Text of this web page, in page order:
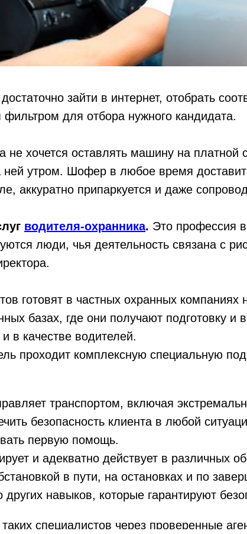
зайти в интернет, отобрать
фильтром для отбора нужного кандидата.
не хочется оставлять машину на платной
ней утром. Шофер в любое время
аккуратно припаркуется и даже
водителя-охранника. Это профессия
люди, чья деятельность связана с
готовят в частных охранных компаниях
базах, где они получают подготовку и
в качестве водителей.
проходит комплексную специальную
транспортом, включая
безопасность клиента в любой
первую помощь.
и адекватно действует в различных
в пути, на остановках и по
навыков, которые гарантируют
специалистов через проверенные